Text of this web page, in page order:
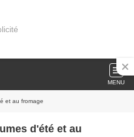
MENU
et au fromage
d'été et au